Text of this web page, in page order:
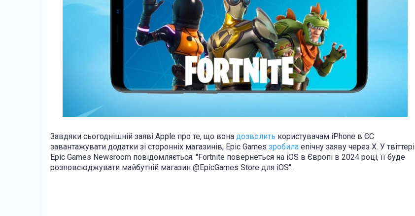
Завдяки сьогоднішній заяві Apple про те, що вона дозволить користувачам iPhone в ЄС
завантажувати додатки зі сторонніх магазинів, Epic Games зробила епічну заяву через X. У твіттері
Epic Games Newsroom повідомляється: "Fortnite повернеться на iOS в Європі в 2024 році, її буде
розповсюджувати майбутній магазин @EpicGames Store для iOS".